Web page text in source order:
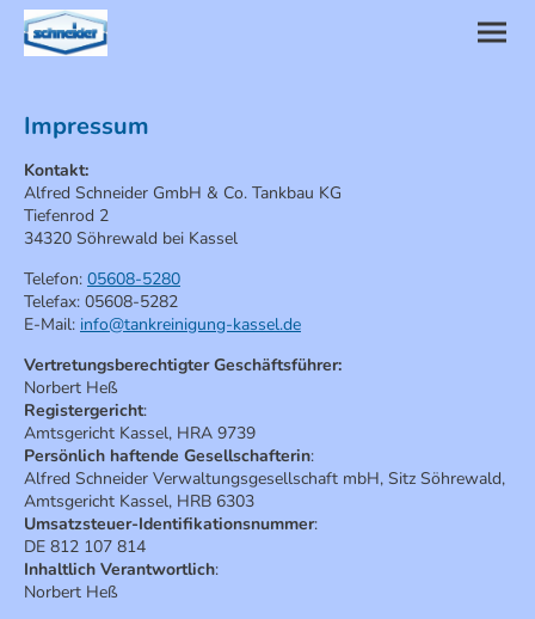
Impressum
Kontakt:
Alfred Schneider GmbH & Co. Tankbau KG
Tiefenrod 2
34320 Söhrewald bei Kassel
Telefon: 05608-5280
Telefax: 05608-5282
E-Mail: info@tankreinigung-kassel.de
Vertretungsberechtigter Geschäftsführer:
Norbert Heß
Registergericht:
Amtsgericht Kassel, HRA 9739
Persönlich haftende Gesellschafterin:
Alfred Schneider Verwaltungsgesellschaft mbH, Sitz Söhrewald,
Amtsgericht Kassel, HRB 6303
Umsatzsteuer-Identifikationsnummer:
DE 812 107 814
Inhaltlich Verantwortlich:
Norbert Heß